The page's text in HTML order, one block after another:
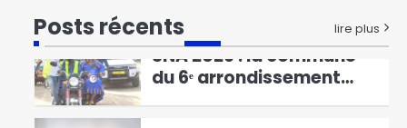
Posts récents lire plus
1
Ndombolo et au marché
central
2
SNA 2026 : la commune
du 6ᵉ arrondissement
lance la campagne « Une